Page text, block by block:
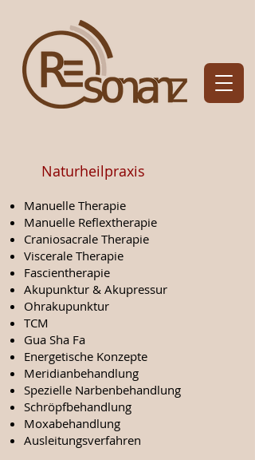
Naturheilpraxis
Manuelle Therapie
Manuelle Reflextherapie
Craniosacrale Therapie
Viscerale Therapie
Fascientherapie
Akupunktur & Akupressur
Ohrakupunktur
TCM
Gua Sha Fa
Energetische Konzepte
Meridianbehandlung
Spezielle Narbenbehandlung
Schröpfbehandlung
Moxabehandlung
Ausleitungsverfahren